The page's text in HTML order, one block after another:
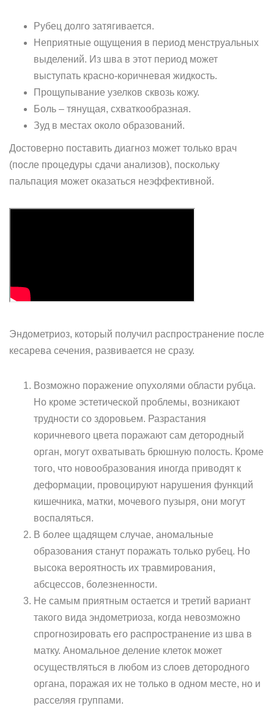
Рубец долго затягивается.
Неприятные ощущения в период менструальных
выделений. Из шва в этот период может
выступать красно-коричневая жидкость.
Прощупывание узелков сквозь кожу.
Боль – тянущая, схваткообразная.
Зуд в местах около образований.
Достоверно поставить диагноз может только врач
(после процедуры сдачи анализов), поскольку
пальпация может оказаться неэффективной.
Эндометриоз, который получил распространение после
кесарева сечения, развивается не сразу.
Возможно поражение опухолями области рубца.
Но кроме эстетической проблемы, возникают
трудности со здоровьем. Разрастания
коричневого цвета поражают сам детородный
орган, могут охватывать брюшную полость. Кроме
того, что новообразования иногда приводят к
деформации, провоцируют нарушения функций
кишечника, матки, мочевого пузыря, они могут
воспаляться.
В более щадящем случае, аномальные
образования станут поражать только рубец. Но
высока вероятность их травмирования,
абсцессов, болезненности.
Не самым приятным остается и третий вариант
такого вида эндометриоза, когда невозможно
спрогнозировать его распространение из шва в
матку. Аномальное деление клеток может
осуществляться в любом из слоев детородного
органа, поражая их не только в одном месте, но и
расселяя группами.